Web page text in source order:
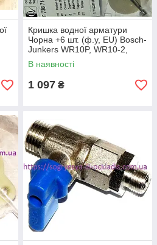
Кришка водної арматури
Чорна +6 шт. (ф.у, EU) Bosch-
Junkers WR10P, WR10-2,
WR11, арт. 8738714085, к.з.
0887/2
В наявності
1 097 ₴